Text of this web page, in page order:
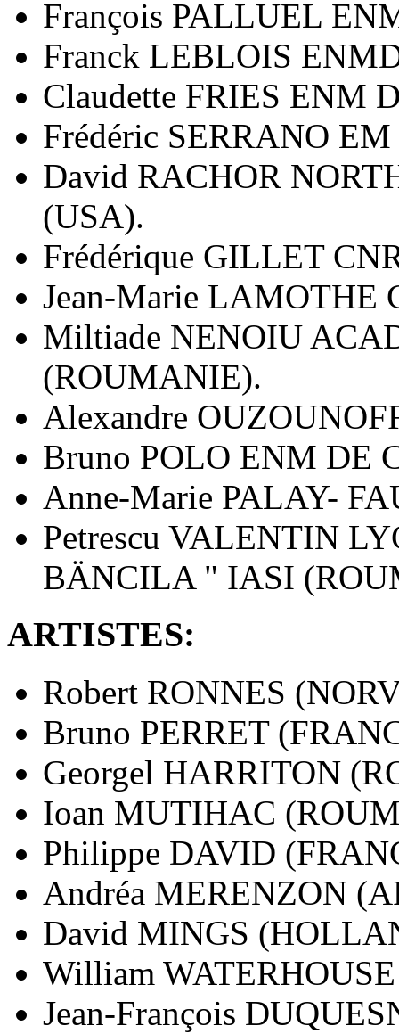
François PALLUEL
Franck LEBLOIS
Claudette FRIES ENM
Frédéric SERRANO
David RACHOR
(USA).
Frédérique GILLET
Jean-Marie LAMOTHE
Miltiade NENOIU
(ROUMANIE).
Alexandre
Bruno POLO ENM DE
Anne-Marie PALAY-
Petrescu VALENTIN
BÄNCILA " IASI
ARTISTES:
Robert RONNES
Bruno PERRET
Georgel HARRITON
Ioan MUTIHAC
Philippe DAVID
Andréa MERENZON
David MINGS
William
Jean-François